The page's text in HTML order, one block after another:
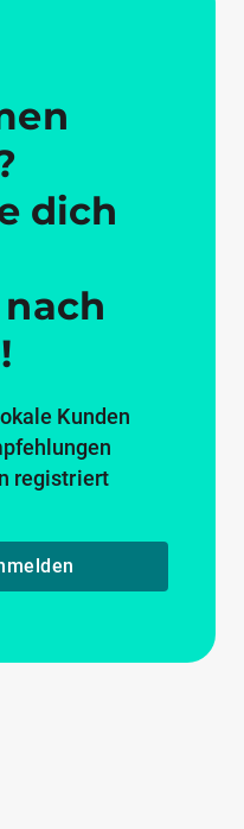
dich
Kunden
registriert